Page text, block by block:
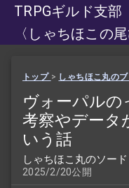
TRPGギルド支部
〈しゃちほこの尾
トップ > しゃちほこ丸の
ヴォーパルの
考察やデータ
いう話
しゃちほこ丸のソー
2025/2/20公開